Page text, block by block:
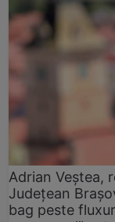
Adrian Veștea,
Județean
bag peste